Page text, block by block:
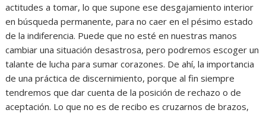
actitudes a tomar, lo que supone ese desgajamiento interior
en búsqueda permanente, para no caer en el pésimo estado
de la indiferencia. Puede que no esté en nuestras manos
cambiar una situación desastrosa, pero podremos escoger un
talante de lucha para sumar corazones. De ahí, la importancia
de una práctica de discernimiento, porque al fin siempre
tendremos que dar cuenta de la posición de rechazo o de
aceptación. Lo que no es de recibo es cruzarnos de brazos,